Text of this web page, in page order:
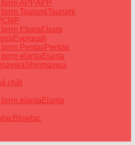
APP
Tsurumi
CNP
Ebara
Evergush
Pentax
Elanta
Shinmaywa
chất
Elanta
Blowtac